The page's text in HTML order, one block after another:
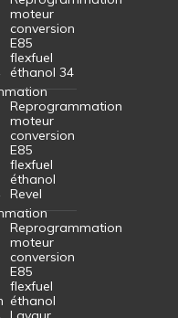
moteur
conversion
E85
flexfuel
éthanol 34
Reprogrammation
moteur
conversion
E85
flexfuel
éthanol
Revel
Reprogrammation
moteur
conversion
E85
flexfuel
éthanol